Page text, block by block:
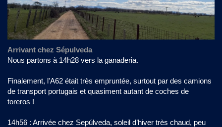
Arrivant chez Sépulveda
Nous partons à 14h28 vers la ganaderia.
Finalement, l'A62 était très empruntée, surtout par des camions
de transport portugais et quasiment autant de coches de
toreros !
14h56 : Arrivée chez Sepúlveda, soleil d’hiver très chaud, peu